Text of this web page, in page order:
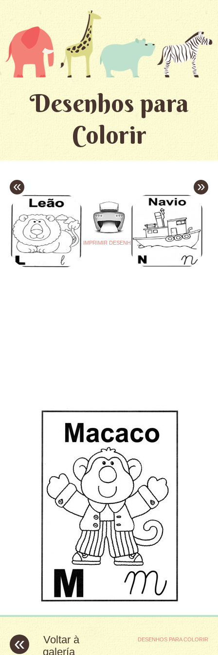
Desenhos para
Colorir
«
IMPRIMIR DESENHO
»
«
Voltar à
galería
DESENHOS PARA COLORIR